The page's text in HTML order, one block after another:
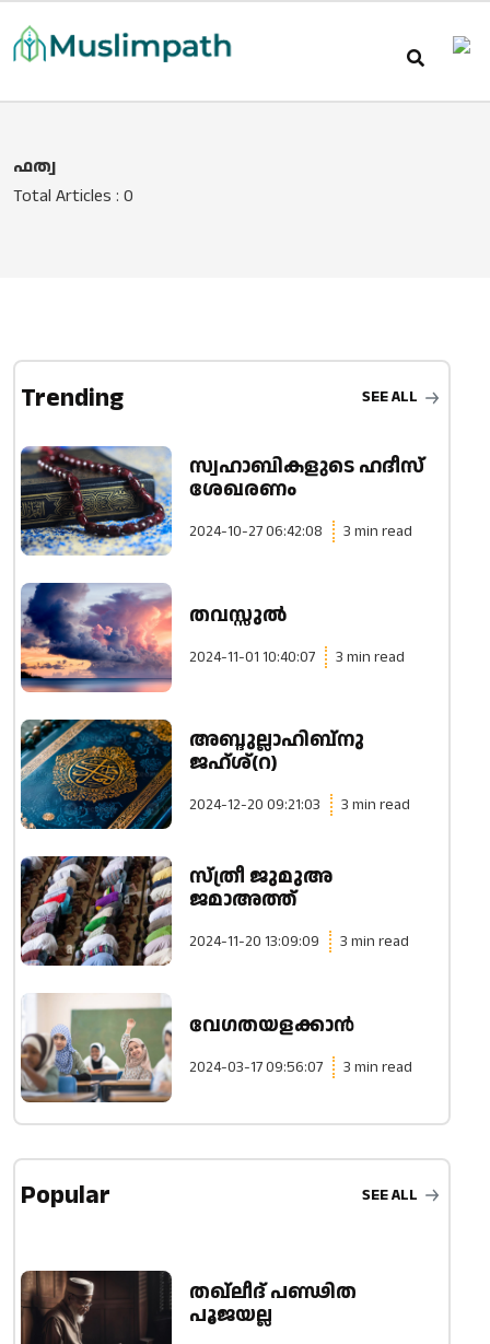
ഫത്വ
Total Articles : 0
Trending SEE ALL
സ്വഹാബികളുടെ ഹദീസ്
ശേഖരണം
2024-10-27 06:42:08 3 min read
തവസ്സുൽ
2024-11-01 10:40:07 3 min read
അബ്ദുല്ലാഹിബ്നു
ജഹ്ശ്(റ)
2024-12-20 09:21:03 3 min read
സ്ത്രീ ജുമുഅ
ജമാഅത്ത്
2024-11-20 13:09:09 3 min read
വേഗതയളക്കാന്‍
2024-03-17 09:56:07 3 min read
Popular SEE ALL
തഖ്ലീദ് പണ്ഢിത
പൂജയല്ല